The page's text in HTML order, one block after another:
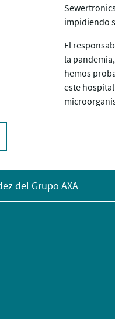
impidiendo
El
la
hemos
este
del Grupo AXA